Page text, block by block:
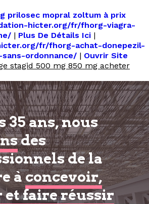
prilosec mopral zoltum à prix
hicter.org/fr/fhorg-viagra-
| Plus De Détails Ici |
fr/fhorg-achat-donepezil-
ordonnance/ | Ouvrir Site
stagid 500 mg 850 mg acheter
35 ans, nous
des
de la
àconcevoir,
et faire réussir